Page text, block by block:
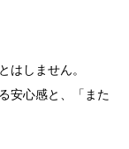
はしません。
安心感と、「また